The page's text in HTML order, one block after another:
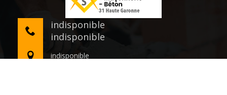
indisponible
indisponible
indisponible